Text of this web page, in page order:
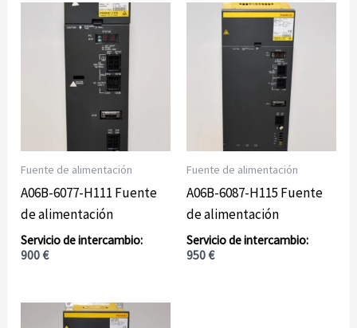
Fuente de alimentación
A06B-6077-H111 Fuente
de alimentación
900€
Fuente de alimentación
A06B-6087-H115 Fuente
de alimentación
950€